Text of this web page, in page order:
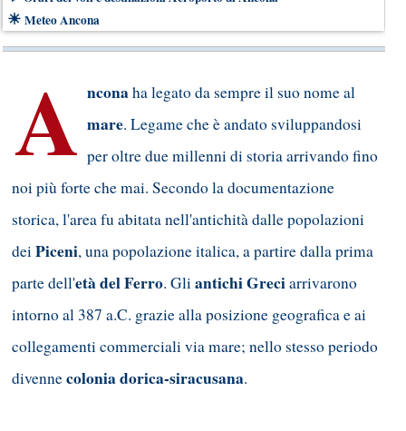
☀ Meteo Ancona
A nconaha legato da sempre il suo nome al
mare. Legame che è andato sviluppandosi
per oltre due millenni di storia arrivando fino
noi più forte che mai. Secondo la documentazione
storica, l'area fu abitata nell'antichità dalle popolazioni
deiPiceni, una popolazione italica, a partire dalla prima
parte dell'età del Ferro. Gliantichi Greciarrivarono
intorno al 387 a.C. grazie alla posizione geografica e ai
collegamenti commerciali via mare; nello stesso periodo
divennecolonia dorica-siracusana.